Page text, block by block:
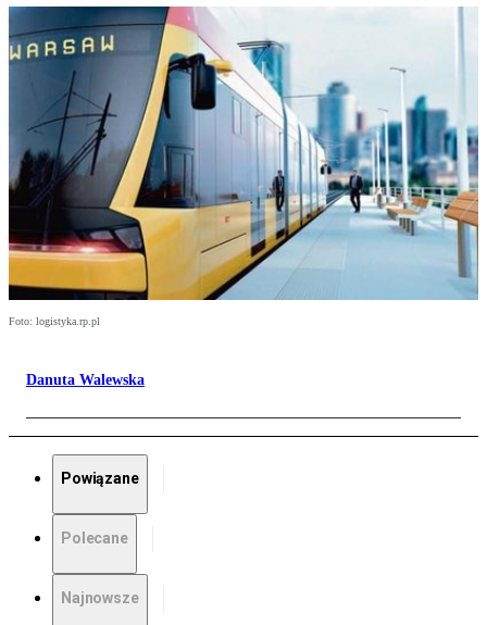
Foto: logistyka.rp.pl
Danuta Walewska
Powiązane
Polecane
Najnowsze